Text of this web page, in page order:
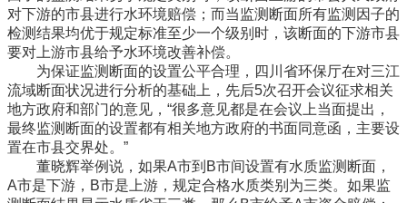
对下游的市县进行水环境赔偿；而当监测断面所有监测因子的
检测结果均优于规定标准至少一个级别时，该断面的下游市县
要对上游市县给予水环境改善补偿。
为保证监测断面的设置公平合理，四川省环保厅在对三江
流域断面状况进行分析的基础上，先后5次召开会议征求相关
地方政府和部门的意见，“很多意见都是在会议上当面提出，
最终监测断面的设置都有相关地方政府的书面同意函，主要设
置在市县交界处。”
董晓辉举例说，如果A市到B市间设置有水质监测断面，
A市是下游，B市是上游，规定合格水质类别为三类。如果监